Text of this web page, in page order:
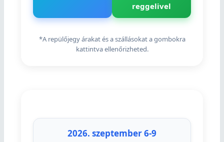
reggelivel
*A repülőjegy árakat és a szállásokat a gombokra
kattintva ellenőrizheted.
2026. szeptember 6-9